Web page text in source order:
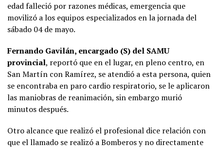
edad falleció por razones médicas, emergencia que
movilizó a los equipos especializados en la jornada del
sábado 04 de mayo.
Fernando Gavilán, encargado (S) del SAMU
provincial, reportó que en el lugar, en pleno centro, en
San Martín con Ramírez, se atendió a esta persona, quien
se encontraba en paro cardio respiratorio, se le aplicaron
las maniobras de reanimación, sin embargo murió
minutos después.
Otro alcance que realizó el profesional dice relación con
que el llamado se realizó a Bomberos y no directamente